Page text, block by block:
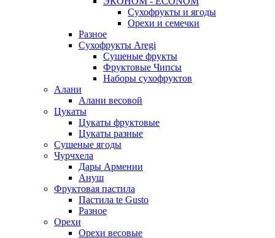
Сухофрукты и ягоды
Орехи и семечки
Разное
Сухофрукты Aregi
Сушеные фрукты
Фруктовые Чипсы
Наборы сухофруктов
Алани
Алани весовой
Цукаты
Цукаты фруктовые
Цукаты разные
Сушеные ягоды
Чурчхела
Дары Армении
Ануш
Фруктовая пастила
Пастила te Gusto
Разное
Орехи
Орехи весовые